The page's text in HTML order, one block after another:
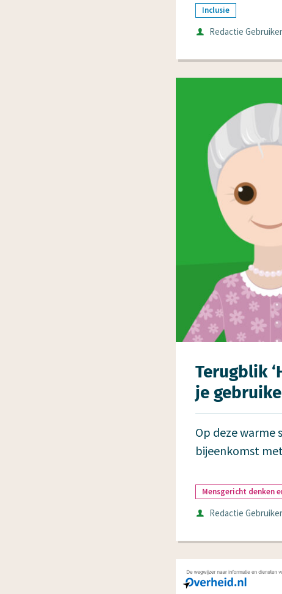
Inclusie
AuteurRedactie
Terugblik
je
Op deze warme
bijeenkomst
Mensgericht denken
AuteurRedactie